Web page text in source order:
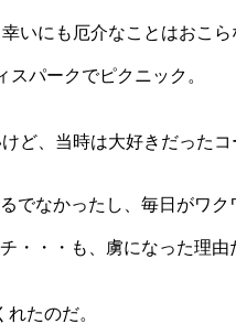
いにも厄介なことはおこら
パークでピクニック。
、当時は大好きだった
なかったし、毎日がワク
・・も、虜になった理
たのだ。